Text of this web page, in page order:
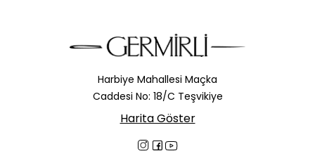
Harbiye Mahallesi Maçka
Caddesi No: 18/C Teşvikiye
Harita Göster